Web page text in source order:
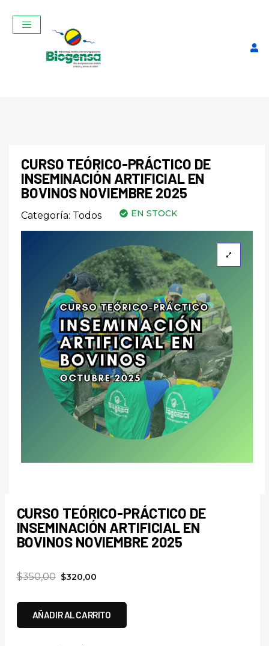
CURSO TEÓRICO-PRÁCTICO DE
INSEMINACIÓN ARTIFICIAL EN
BOVINOS NOVIEMBRE 2025
Categoría: Todos EN STOCK
CURSO TEÓRICO-PRÁCTICO DE
INSEMINACIÓN ARTIFICIAL EN
BOVINOS NOVIEMBRE 2025
$350,00 $320,00
AÑADIR AL CARRITO
Curso Teórico-Práctico De
Inseminación Artificial En
Bovinos Noviembre 2025
$320,00